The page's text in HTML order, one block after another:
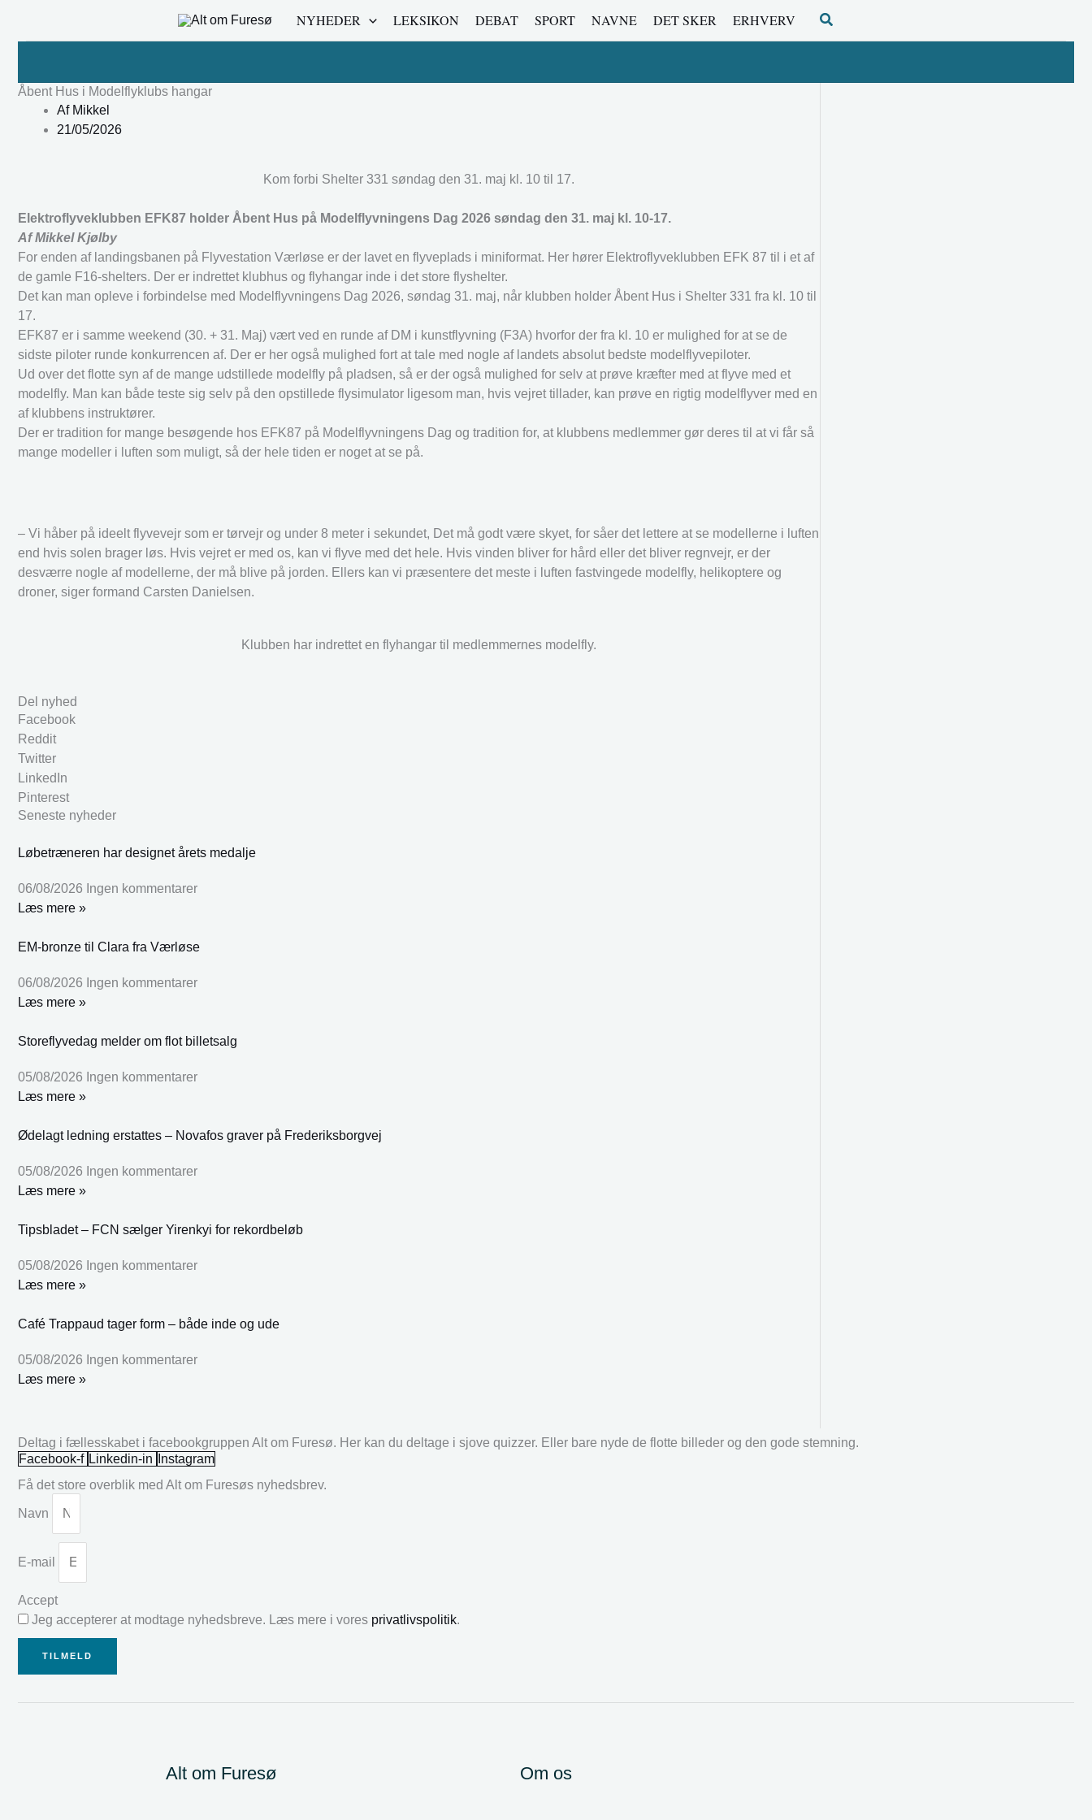
NYHEDER LEKSIKON DEBAT SPORT NAVNE DET SKER ERHVERV Søg
Åbent Hus i Modelflyklubs hangar
AfMikkel
21/05/2026
Kom forbi Shelter 331 søndag den 31. maj kl. 10 til 17.
Elektroflyveklubben EFK87 holder Åbent Hus på Modelflyvningens Dag 2026 søndag den 31. maj kl. 10-17.
Af Mikkel Kjølby
For enden af landingsbanen på Flyvestation Værløse er der lavet en flyveplads i miniformat. Her hører Elektroflyveklubben EFK 87 til i et af
de gamle F16-shelters. Der er indrettet klubhus og flyhangar inde i det store flyshelter.
Det kan man opleve i forbindelse med Modelflyvningens Dag 2026, søndag 31. maj, når klubben holder Åbent Hus i Shelter 331 fra kl. 10 til
17.
EFK87 er i samme weekend (30. + 31. Maj) vært ved en runde af DM i kunstflyvning (F3A) hvorfor der fra kl. 10 er mulighed for at se de
sidste piloter runde konkurrencen af. Der er her også mulighed fort at tale med nogle af landets absolut bedste modelflyvepiloter.
Ud over det flotte syn af de mange udstillede modelfly på pladsen, så er der også mulighed for selv at prøve kræfter med at flyve med et
modelfly. Man kan både teste sig selv på den opstillede flysimulator ligesom man, hvis vejret tillader, kan prøve en rigtig modelflyver med en
af klubbens instruktører.
Der er tradition for mange besøgende hos EFK87 på Modelflyvningens Dag og tradition for, at klubbens medlemmer gør deres til at vi får så
mange modeller i luften som muligt, så der hele tiden er noget at se på.
– Vi håber på ideelt flyvevejr som er tørvejr og under 8 meter i sekundet, Det må godt være skyet, for såer det lettere at se modellerne i luften
end hvis solen brager løs. Hvis vejret er med os, kan vi flyve med det hele. Hvis vinden bliver for hård eller det bliver regnvejr, er der
desværre nogle af modellerne, der må blive på jorden. Ellers kan vi præsentere det meste i luften fastvingede modelfly, helikoptere og
droner, siger formand Carsten Danielsen.
Klubben har indrettet en flyhangar til medlemmernes modelfly.
Del nyhed
Facebook
Reddit
Twitter
LinkedIn
Pinterest
Seneste nyheder
Løbetræneren har designet årets medalje
06/08/2026 Ingen kommentarer
Læs mere »
EM-bronze til Clara fra Værløse
06/08/2026 Ingen kommentarer
Læs mere »
Storeflyvedag melder om flot billetsalg
05/08/2026 Ingen kommentarer
Læs mere »
Ødelagt ledning erstattes – Novafos graver på Frederiksborgvej
05/08/2026 Ingen kommentarer
Læs mere »
Tipsbladet – FCN sælger Yirenkyi for rekordbeløb
05/08/2026 Ingen kommentarer
Læs mere »
Café Trappaud tager form – både inde og ude
05/08/2026 Ingen kommentarer
Læs mere »
Deltag i fællesskabet i facebookgruppen Alt om Furesø. Her kan du deltage i sjove quizzer. Eller bare nyde de flotte billeder og den gode stemning.
Facebook-f Linkedin-in
Instagram
Få det store overblik med Alt om Furesøs nyhedsbrev.
Navn
E-mail
Accept
Jeg accepterer at modtage nyhedsbreve. Læs mere i vores privatlivspolitik.
TILMELD
Alt om Furesø Om os